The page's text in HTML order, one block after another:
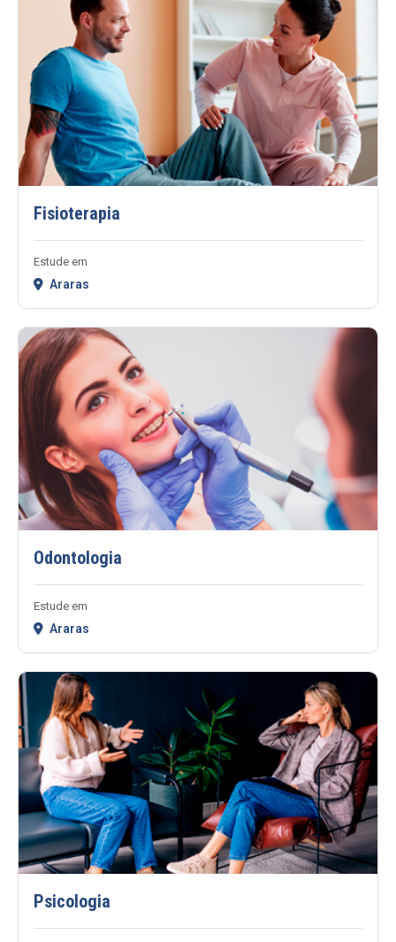
Fisioterapia
Estude em
Araras
Odontologia
Estude em
Araras
Psicologia